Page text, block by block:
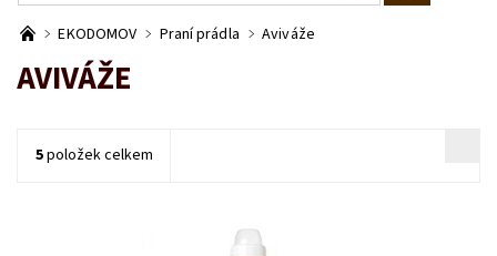
EKODOMOV Praní prádla Aviváže
AVIVÁŽE
5položek celkem